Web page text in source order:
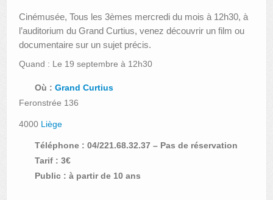
Cinémusée, Tous les 3èmes mercredi du mois à 12h30, à
l’auditorium du Grand Curtius, venez découvrir un film ou
documentaire sur un sujet précis.
Quand : Le 19 septembre à 12h30
Où : Grand Curtius
Feronstrée 136
4000 Liège
Téléphone : 04/221.68.32.37 – Pas de réservation
Tarif : 3€
Public : à partir de 10 ans